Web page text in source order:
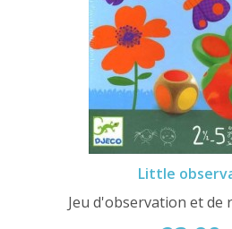
Little
Jeu d'observation et de